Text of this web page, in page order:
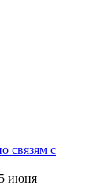
связям с
июня